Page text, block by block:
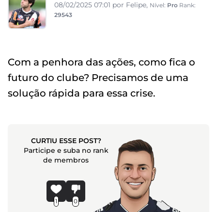
08/02/2025 07:01 por Felipe, Nível: Pro Rank:
29543
Com a penhora das ações, como fica o
futuro do clube? Precisamos de uma
solução rápida para essa crise.
CURTIU ESSE POST?
Participe e suba no rank
de membros
1 0